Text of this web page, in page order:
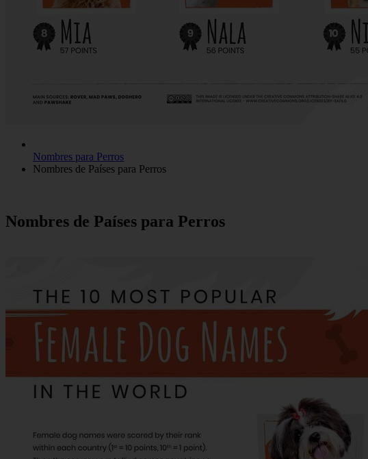
Nombres para Perros
Nombres de Países para Perros
Nombres de Países para Perros